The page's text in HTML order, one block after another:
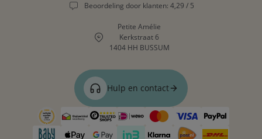
Beoordeling door klanten: 4,29 / 5
Petite Amélie
Kerkstraat 6
1404 HH BUSSUM
Hulp en contact